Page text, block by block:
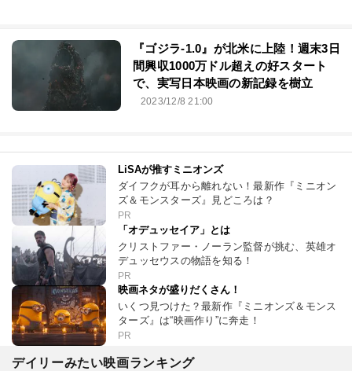
『ゴジラ-1.0』が北米に上陸！週末3日
間興収1000万ドル超えの好スタート
で、実写日本映画の新記録を樹立
2023/12/8 21:00
LiSAが推すミニオンズ
ダイフクが耳から離れない！最新作『ミニオン
ズ＆モンスターズ』見どころは？
PR
「オデュッセイア」とは
クリストファー・ノーラン監督が挑む、英雄オ
デュッセウスの物語を知る！
PR
映画ネタが盛りだくさん！
いくつ見つけた？最新作『ミニオンズ＆モンス
ターズ』は“映画作り”に奔走！
PR
デイリーみたい映画ランキング